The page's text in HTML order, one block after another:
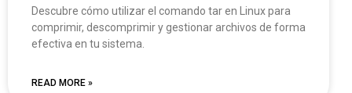
Descubre cómo utilizar el comando tar en Linux para
comprimir, descomprimir y gestionar archivos de forma
efectiva en tu sistema.
READ MORE »